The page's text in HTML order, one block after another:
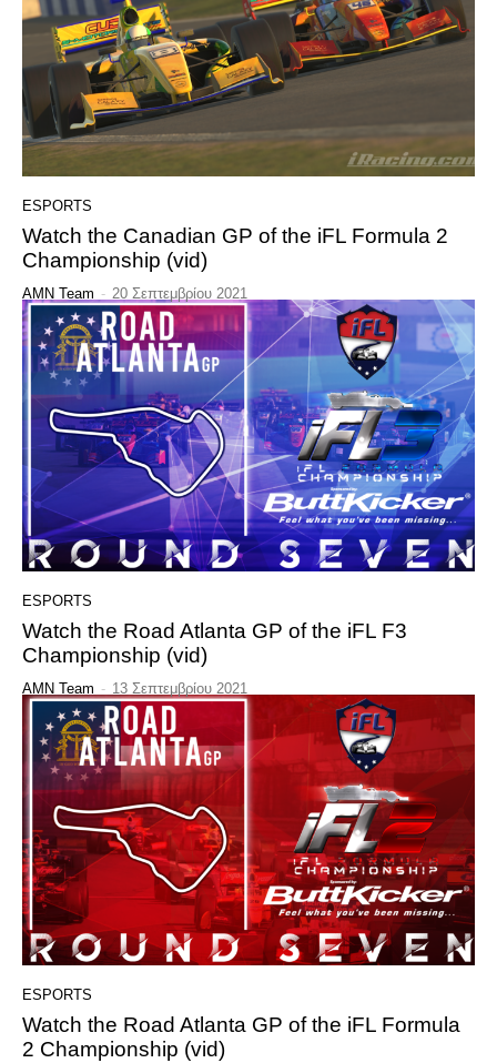
ESPORTS
Watch the Canadian GP of the iFL Formula 2
Championship (vid)
AMN Team - 20 Σεπτεμβρίου 2021
ESPORTS
Watch the Road Atlanta GP of the iFL F3
Championship (vid)
AMN Team - 13 Σεπτεμβρίου 2021
ESPORTS
Watch the Road Atlanta GP of the iFL Formula
2 Championship (vid)